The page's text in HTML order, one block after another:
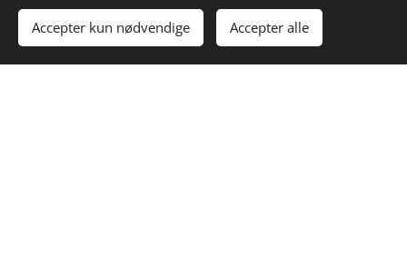
Accepter kun nødvendige Accepter alle